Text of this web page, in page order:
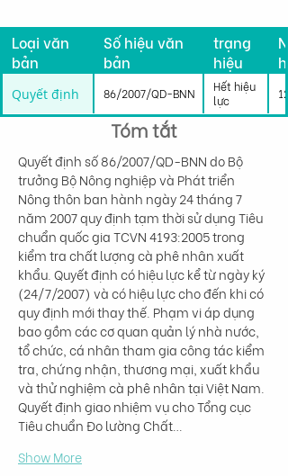
Loại văn
bản
Số hiệu văn
bản
trạng
hiệu
lực
Quyết định 86/2007/QD-BNN
Hết hiệu
lực
Tóm tắt
Quyết định số 86/2007/QD-BNN do Bộ
trưởng Bộ Nông nghiệp và Phát triển
Nông thôn ban hành ngày 24 tháng 7
năm 2007 quy định tạm thời sử dụng Tiêu
chuẩn quốc gia TCVN 4193:2005 trong
kiểm tra chất lượng cà phê nhân xuất
khẩu. Quyết định có hiệu lực kể từ ngày ký
(24/7/2007) và có hiệu lực cho đến khi có
quy định mới thay thế. Phạm vi áp dụng
bao gồm các cơ quan quản lý nhà nước,
tổ chức, cá nhân tham gia công tác kiểm
tra, chứng nhận, thương mại, xuất khẩu
và thử nghiệm cà phê nhân tại Việt Nam.
Quyết định giao nhiệm vụ cho Tổng cục
Tiêu chuẩn Đo lường Chất…
Show More